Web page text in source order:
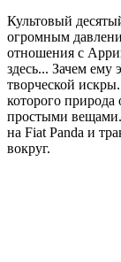
Культовый
огромным
отношения с
здесь... Зачем ему
творческой
которого природа
простыми вещами.
на Fiat Panda и
вокруг.